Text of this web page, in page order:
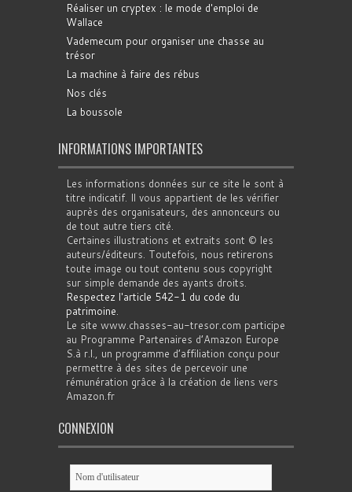
Réaliser un cryptex : le mode d'emploi de
Wallace
Vademecum pour organiser une chasse au
trésor
La machine à faire des rébus
Nos clés
La boussole
INFORMATIONS IMPORTANTES
Les informations données sur ce site le sont à
titre indicatif. Il vous appartient de les vérifier
auprès des organisateurs, des annonceurs ou
de tout autre tiers cité.
Certaines illustrations et extraits sont © les
auteurs/éditeurs. Toutefois, nous retirerons
toute image ou tout contenu sous copyright
sur simple demande des ayants droits.
Respectez l'article 542-1 du code du
patrimoine.
Le site www.chasses-au-tresor.com participe
au Programme Partenaires d’Amazon Europe
S.à r.l., un programme d’affiliation conçu pour
permettre à des sites de percevoir une
rémunération grâce à la création de liens vers
Amazon.fr
CONNEXION